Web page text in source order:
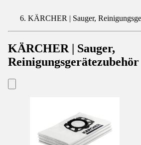
KÄRCHER | Sauger,
KÄRCHER | Sauger,
Reinigungsgerätezubehör